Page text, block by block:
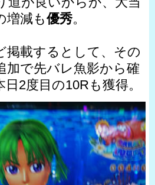
増減も優秀。
掲載するとして、その
加で先バレ魚影から確
2度目の10Rも獲得。